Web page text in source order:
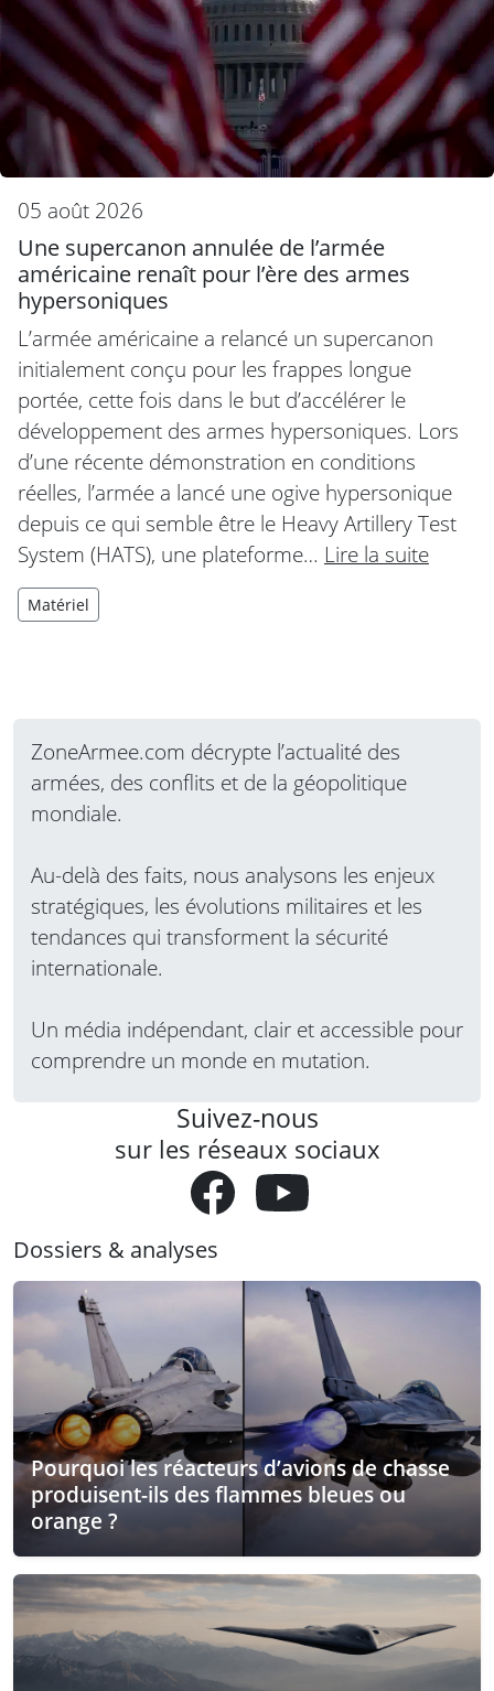
05 août 2026
Une supercanon annulée de l’armée
américaine renaît pour l’ère des armes
hypersoniques
L’armée américaine a relancé un supercanon
initialement conçu pour les frappes longue
portée, cette fois dans le but d’accélérer le
développement des armes hypersoniques. Lors
d’une récente démonstration en conditions
réelles, l’armée a lancé une ogive hypersonique
depuis ce qui semble être le Heavy Artillery Test
System (HATS), une plateforme… Lire la suite
Matériel
ZoneArmee.com décrypte l’actualité des
armées, des conflits et de la géopolitique
mondiale.
Au-delà des faits, nous analysons les enjeux
stratégiques, les évolutions militaires et les
tendances qui transforment la sécurité
internationale.
Un média indépendant, clair et accessible pour
comprendre un monde en mutation.
Suivez-nous
sur les réseaux sociaux
Dossiers & analyses
Pourquoi les réacteurs d’avions de chasse
produisent-ils des flammes bleues ou
orange ?